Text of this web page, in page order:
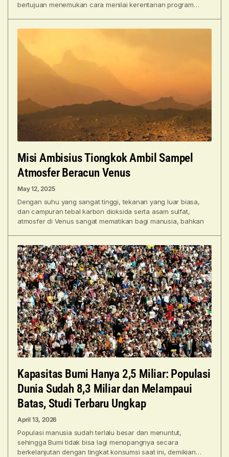
bertujuan menemukan cara menilai kerentanan program
Misi Ambisius Tiongkok Ambil Sampel
Atmosfer Beracun Venus
May 12, 2025
Dengan suhu yang sangat tinggi, tekanan yang luar biasa,
dan campuran tebal karbon dioksida serta asam sulfat,
atmosfer di Venus sangat mematikan bagi manusia, bahkan
Kapasitas Bumi Hanya 2,5 Miliar: Populasi
Dunia Sudah 8,3 Miliar dan Melampaui
Batas, Studi Terbaru Ungkap
April 13, 2026
Populasi manusia sudah terlalu besar dan menuntut,
sehingga Bumi tidak bisa lagi menopangnya secara
berkelanjutan dengan tingkat konsumsi saat ini, demikian